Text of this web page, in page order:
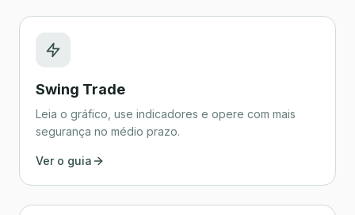
Swing Trade
Leia o gráfico, use indicadores e opere com mais
segurança no médio prazo.
Ver o guia